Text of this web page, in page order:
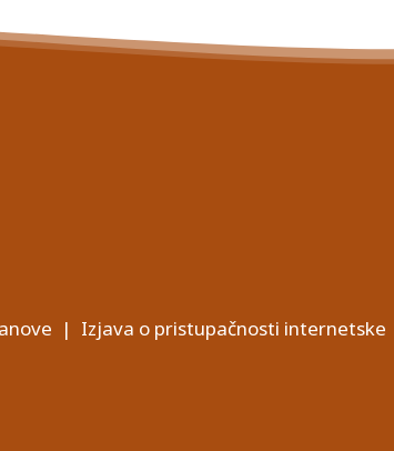
| Izjava o pristupačnosti internetske